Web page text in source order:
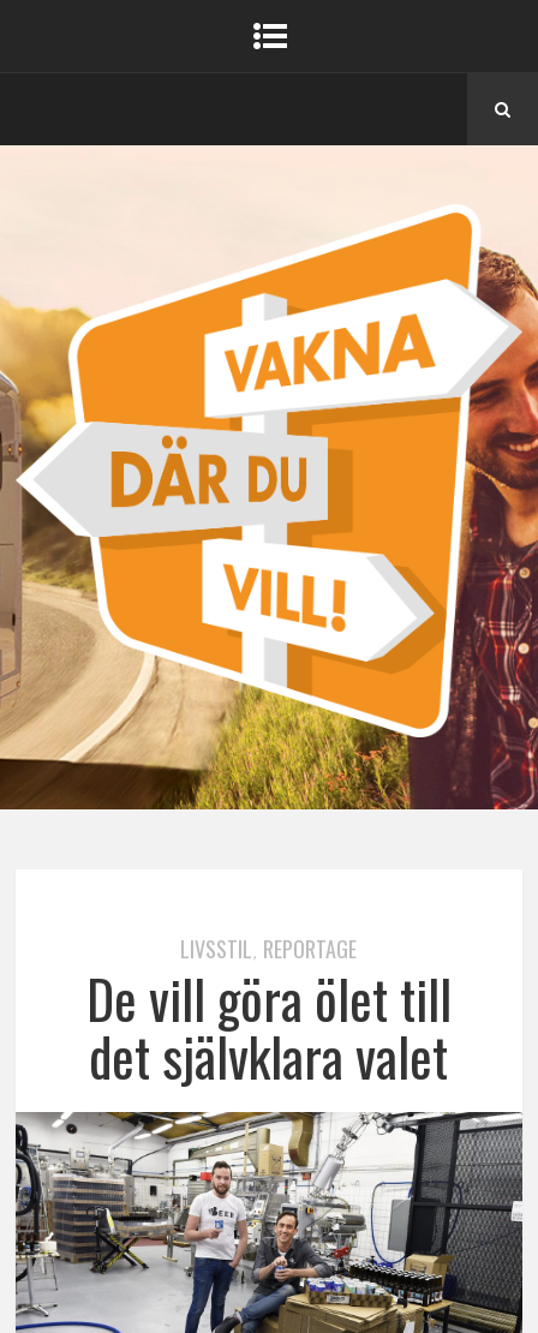
LIVSSTIL, REPORTAGE
De vill göra ölet till
det självklara valet